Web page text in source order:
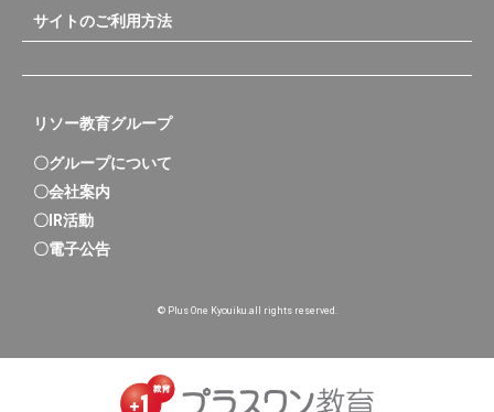
サイトのご利用方法
リソー教育グループ
〇グループについて
〇会社案内
〇IR活動
〇電子公告
© Plus One Kyouiku.all rights reserved.